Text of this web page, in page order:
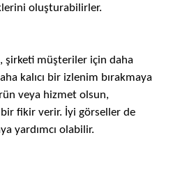
oluşturabilirler.
şirketi müşteriler için daha
kalıcı bir izlenim bırakmaya
veya hizmet olsun,
fikir verir. İyi görseller de
yardımcı olabilir.